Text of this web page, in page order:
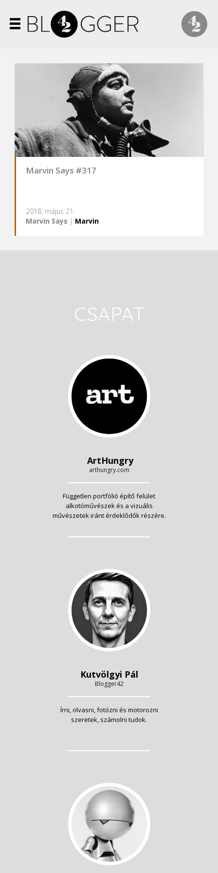
Marvin Says #317
2018. május 21.
Marvin Says | Marvin
CSAPAT
ArtHungry
arthungry.com
Független portfólió építő felület
alkotóművészek és a vizuális
művészetek iránt érdeklődők részére.
Kutvölgyi Pál
Blogger42
Írni, olvasni, fotózni és motorozni
szeretek, számolni tudok.